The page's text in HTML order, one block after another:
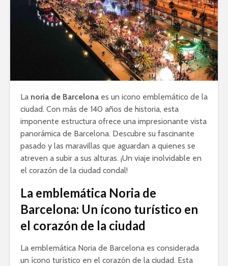
La noria de Barcelona es un icono emblemático de la
ciudad. Con más de 140 años de historia, esta
imponente estructura ofrece una impresionante vista
panorámica de Barcelona. Descubre su fascinante
pasado y las maravillas que aguardan a quienes se
atreven a subir a sus alturas. ¡Un viaje inolvidable en
el corazón de la ciudad condal!
La emblemática Noria de
Barcelona: Un ícono turístico en
el corazón de la ciudad
La emblemática Noria de Barcelona es considerada
un ícono turístico en el corazón de la ciudad. Esta